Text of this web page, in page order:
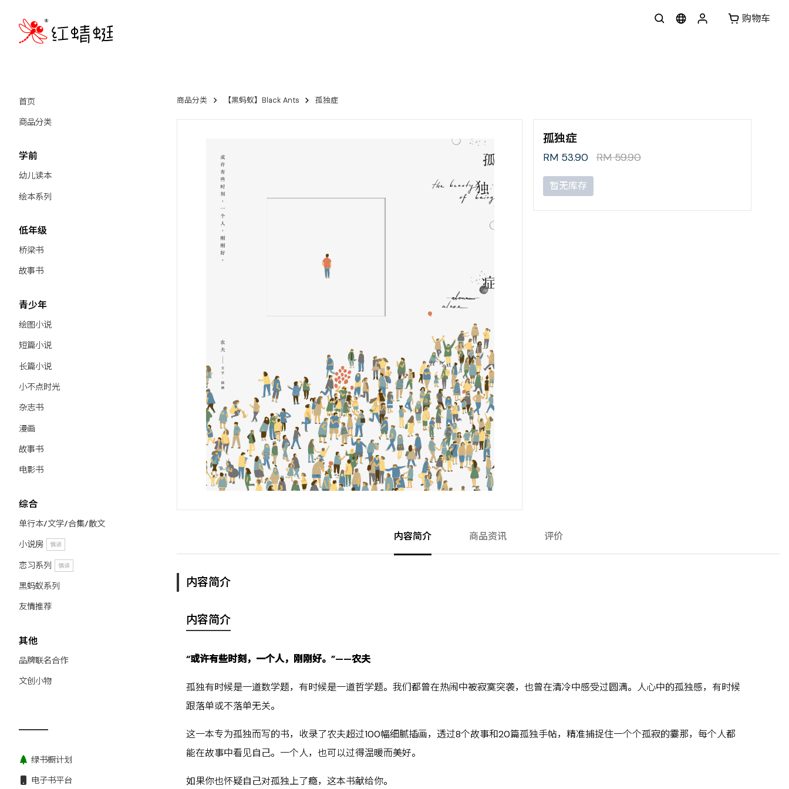
购物车
首页
商品分类
学前
幼儿读本
绘本系列
低年级
桥梁书
故事书
青少年
绘图小说
短篇小说
长篇小说
小不点时光
杂志书
漫画
故事书
电影书
综合
单行本/文学/合集/散文
小说房
慎读
恋习系列 慎读
黑蚂蚁系列
友情推荐
其他
品牌联名合作
文创小物
绿书橱计划
电子书平台
商品分类 【黑蚂蚁】Black Ants 孤独症
孤独症
RM 53.90 RM 59.90
暂无库存
内容简介 商品资讯 评价
内容简介
内容简介
“或许有些时刻，一个人， 刚刚好。 ”——农夫
孤独有时候是一道数学题，有时候是一道哲学题。我们都曾在热闹中被寂寞突袭，也曾在清冷中感受过圆满。人心中的孤独感，有时候
跟落单或不落单无关。
这一本专为孤独而写的书，收录了农夫超过100幅细腻插画，透过8个故事和20篇孤独手帖，精准捕捉住一个个孤寂的霎那，每个人都
能在故事中看见自己。一个人，也可以过得温暖而美好。
如果你也怀疑自己对孤独上了瘾，这本书献给你。